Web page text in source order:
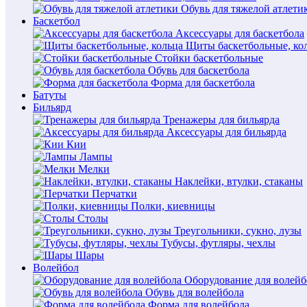
Обувь для тяжелой
Баскетбол
Аксессуары для баскетбола
Щиты баскетбольные,
Стойки баскетбольные
Обувь для баскетбола
Форма для баскетбола
Батуты
Бильярд
Тренажеры для бильярда
Аксессуары для бильярда
Кии
Лампы
Мелки
Наклейки, втулки, стаканы
Перчатки
Полки, киевницы
Столы
Треугольники, сукно, лузы
Тубусы, футляры, чехлы
Шары
Волейбол
Оборудование для
Обувь для волейбола
Форма для волейбола